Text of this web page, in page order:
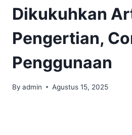
Dikukuhkan
Pengertian,
Penggunaan
By admin Agustus 15, 2025